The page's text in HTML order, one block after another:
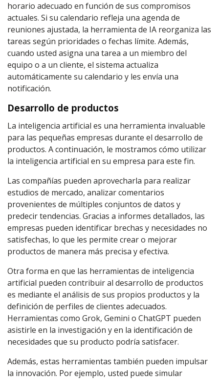
horario adecuado en función de sus compromisos
actuales. Si su calendario refleja una agenda de
reuniones ajustada, la herramienta de IA reorganiza las
tareas según prioridades o fechas límite. Además,
cuando usted asigna una tarea a un miembro del
equipo o a un cliente, el sistema actualiza
automáticamente su calendario y les envía una
notificación.
Desarrollo de productos
La inteligencia artificial es una herramienta invaluable
para las pequeñas empresas durante el desarrollo de
productos. A continuación, le mostramos cómo utilizar
la inteligencia artificial en su empresa para este fin.
Las compañías pueden aprovecharla para realizar
estudios de mercado, analizar comentarios
provenientes de múltiples conjuntos de datos y
predecir tendencias. Gracias a informes detallados, las
empresas pueden identificar brechas y necesidades no
satisfechas, lo que les permite crear o mejorar
productos de manera más precisa y efectiva.
Otra forma en que las herramientas de inteligencia
artificial pueden contribuir al desarrollo de productos
es mediante el análisis de sus propios productos y la
definición de perfiles de clientes adecuados.
Herramientas como Grok, Gemini o ChatGPT pueden
asistirle en la investigación y en la identificación de
necesidades que su producto podría satisfacer.
Además, estas herramientas también pueden impulsar
la innovación. Por ejemplo, usted puede simular